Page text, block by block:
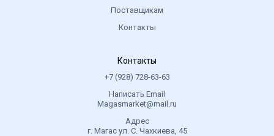
Поставщикам
Контакты
Контакты
+7 (928) 728-63-63
Написать Email
Magasmarket@mail.ru
Адрес
г. Магас ул. С. Чахкиева, 45